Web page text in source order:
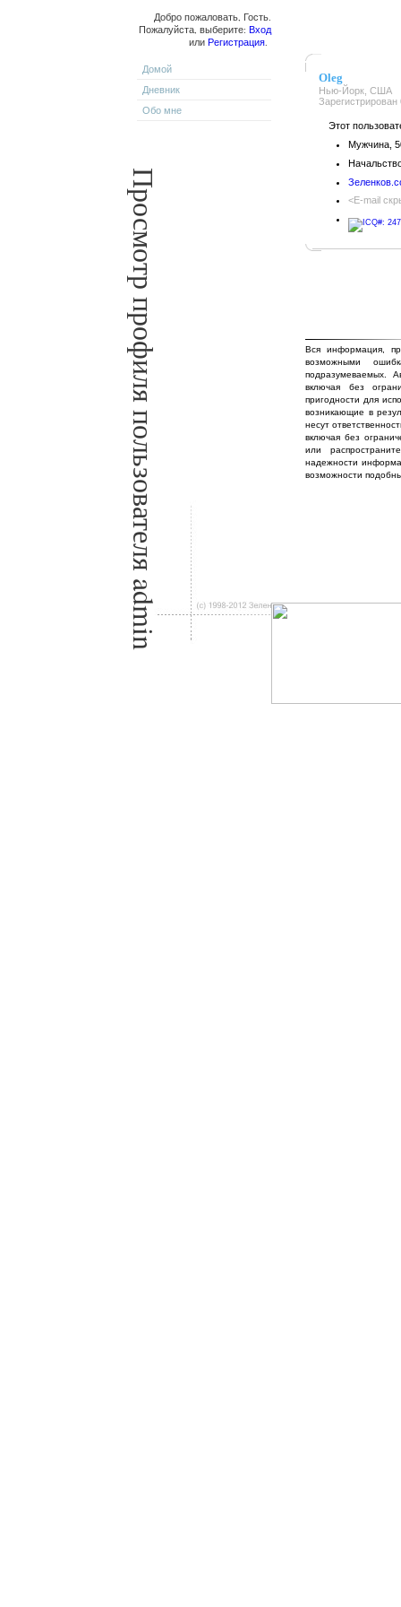
Добро пожаловать, Гость.
Пожалуйста, выберите: Вход
или Регистрация.
Домой
Дневник
Обо мне
Просмотр профиля пользователя admin
Oleg
Нью-Йорк, США
Этот
Мужчина,
<E-mail
Вся информация,
возможными
подразумеваемых.
включая без
пригодности для
возникающие в
несут
включая без
или
надежности
возможности